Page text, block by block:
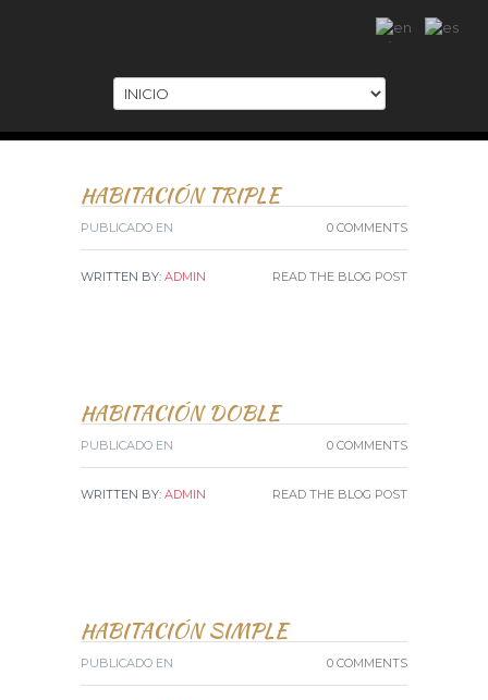
.
HABITACIÓN TRIPLE
PUBLICADO EN 0 COMMENTS
WRITTEN BY: ADMIN READ THE BLOG POST
HABITACIÓN DOBLE
PUBLICADO EN 0 COMMENTS
WRITTEN BY: ADMIN READ THE BLOG POST
HABITACIÓN SIMPLE
PUBLICADO EN 0 COMMENTS